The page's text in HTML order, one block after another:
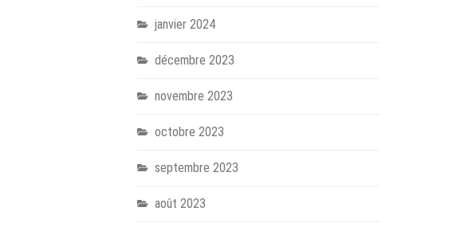
janvier 2024
décembre 2023
novembre 2023
octobre 2023
septembre 2023
août 2023